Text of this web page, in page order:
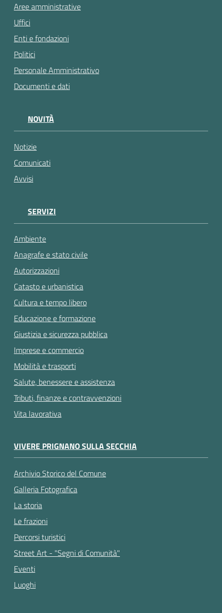
Aree amministrative
Uffici
Enti e fondazioni
Politici
Personale Amministrativo
Documenti e dati
NOVITÀ
Notizie
Comunicati
Avvisi
SERVIZI
Ambiente
Anagrafe e stato civile
Autorizzazioni
Catasto e urbanistica
Cultura e tempo libero
Educazione e formazione
Giustizia e sicurezza pubblica
Imprese e commercio
Mobilità e trasporti
Salute, benessere e assistenza
Tributi, finanze e contravvenzioni
Vita lavorativa
VIVERE PRIGNANO SULLA SECCHIA
Archivio Storico del Comune
Galleria Fotografica
La storia
Le frazioni
Percorsi turistici
Street Art - "Segni di Comunità"
Eventi
Luoghi